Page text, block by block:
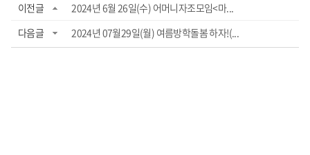
이전글
2024년 6월 26일(수) 어머니자조모임<마...
다음글
2024년 07월29일(월) 여름방학돌봄 하자!(...